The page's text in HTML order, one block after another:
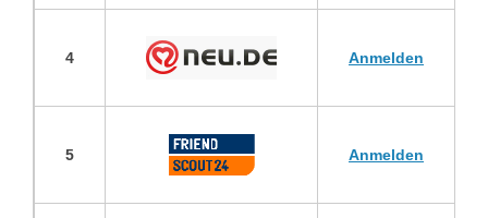
4 Anmelden
5 Anmelden